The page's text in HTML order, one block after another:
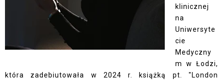
klinicznej
na
Uniwersyte
cie
Medyczny
m w Łodzi,
która zadebiutowała w 2024 r. książką pt. "London